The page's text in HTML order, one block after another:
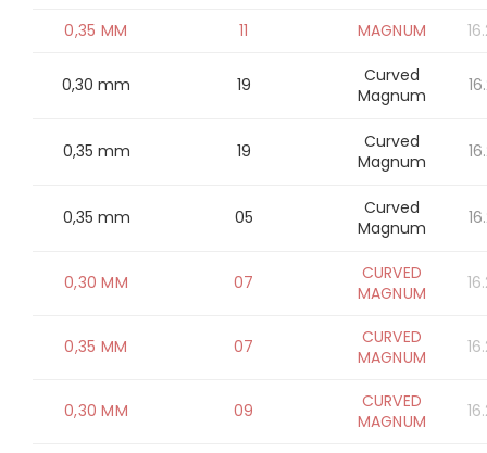
0,35 MM 11 MAGNUM
0,30 mm 19
Curved
Magnum
0,35 mm 19
Curved
Magnum
0,35 mm 05
Curved
Magnum
0,30 MM 07
CURVED
MAGNUM
0,35 MM 07
CURVED
MAGNUM
0,30 MM 09
CURVED
MAGNUM